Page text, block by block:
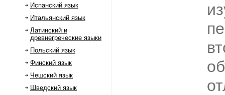
Испанский язык
Итальянский язык
Латинский и
древнегреческие языки
Польский язык
Финский язык
Чешский язык
Шведский язык